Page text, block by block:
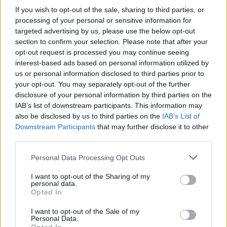
If you wish to opt-out of the sale, sharing to third parties, or
processing of your personal or sensitive information for
targeted advertising by us, please use the below opt-out
section to confirm your selection. Please note that after your
opt-out request is processed you may continue seeing
interest-based ads based on personal information utilized by
us or personal information disclosed to third parties prior to
your opt-out. You may separately opt-out of the further
disclosure of your personal information by third parties on the
IAB’s list of downstream participants. This information may
also be disclosed by us to third parties on the IAB’s List of
Downstream Participants that may further disclose it to other
Personal Data Processing Opt Outs
I want to opt-out of the Sharing of my
personal data.
Opted In
I want to opt-out of the Sale of my
Personal Data.
wygłoszonym z okazji podpisania traktatów
ustanawiających EWG i EWEA, powiedział: „Jeszcze
niedawno wielu uważało porozumienie, które dziś
oficjalnie zatwierdzamy, za niemożliwe do zrealizowania
(…). Wiemy, jak poważna jest nasza sytuacja, której
remedium może być jedynie zjednoczenie Europy; wiemy
również, że nasze plany nie są egoistyczne, ale mają na
celu dobrobyt całego świata. Wspólnota Europejska dąży
wyłącznie do celów pokojowych i nie jest skierowana
przeciwko nikomu (…). Naszym celem jest współpraca ze
Śmiercionośna tragedia II wojny światowej ostrzegła
pokolenie założycieli Europy przed pokusą totalitarnych
reżimów, które czerpią siłę z nacjonalizmu, aby
być jedynie wojna. „Wzmożony nacjonalizm jest formą